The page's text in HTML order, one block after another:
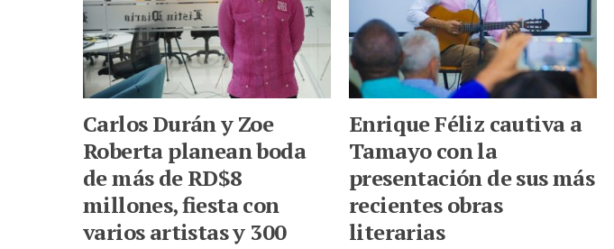
Carlos Durán y Zoe
Roberta planean boda
de más de RD$8
millones, fiesta con
varios artistas y 300
Enrique Féliz cautiva a
Tamayo con la
presentación de sus más
recientes obras
literarias